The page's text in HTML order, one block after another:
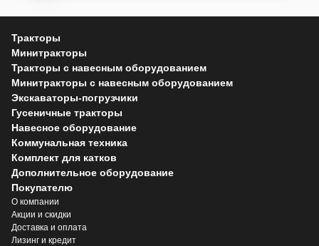
Тракторы
Минитракторы
Тракторы с навесным оборудованием
Минитракторы с навесным оборудованием
Экскаваторы-погрузчики
Гусеничные тракторы
Навесное оборудование
Коммунальная техника
Комплект для катков
Дополнительное оборудование
Покупателю
О компании
Акции и скидки
Доставка и оплата
Лизинг и кредит